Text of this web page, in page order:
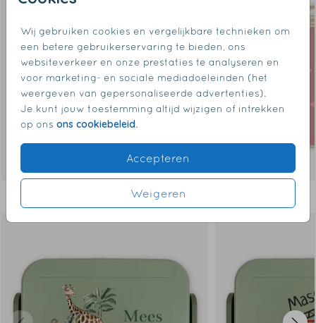
Wij gebruiken cookies en vergelijkbare technieken om
een betere gebruikerservaring te bieden, ons
websiteverkeer en onze prestaties te analyseren en
voor marketing- en sociale mediadoeleinden (het
weergeven van gepersonaliseerde advertenties).
Je kunt jouw toestemming altijd wijzigen of intrekken
op ons ons cookiebeleid.
Accepteren
Weigeren
Dit vind je misschien ook leuk